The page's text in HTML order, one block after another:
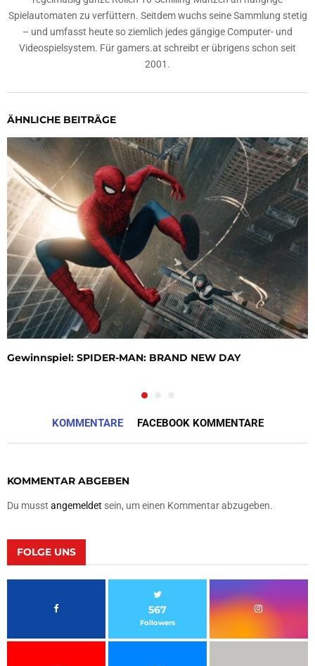
Spielautomaten zu verfüttern. Seitdem wuchs seine Sammlung stetig
– und umfasst heute so ziemlich jedes gängige Computer- und
Videospielsystem. Für gamers.at schreibt er übrigens schon seit
2001.
ÄHNLICHE BEITRÄGE
Gewinnspiel: SPIDER-MAN: BRAND NEW DAY
KOMMENTARE FACEBOOK KOMMENTARE
KOMMENTAR ABGEBEN
Du musst angemeldet sein, um einen Kommentar abzugeben.
FOLGE UNS
567
Followers